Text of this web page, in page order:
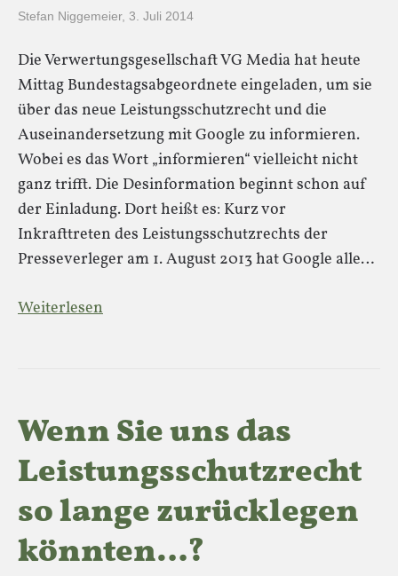
Stefan Niggemeier, 3. Juli 2014
Die Verwertungsgesellschaft VG Media hat heute
Mittag Bundestagsabgeordnete eingeladen, um sie
über das neue Leistungsschutzrecht und die
Auseinandersetzung mit Google zu informieren.
Wobei es das Wort „informieren“ vielleicht nicht
ganz trifft. Die Desinformation beginnt schon auf
der Einladung. Dort heißt es: Kurz vor
Inkrafttreten des Leistungsschutzrechts der
Presseverleger am 1. August 2013 hat Google alle…
Weiterlesen
Wenn Sie uns das
Leistungsschutzrecht
so lange zurücklegen
könnten…?